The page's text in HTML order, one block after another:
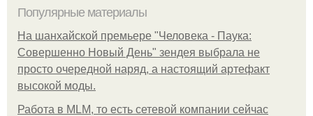
Популярные материалы
На шанхайской премьере "Человека - Паука:
Совершенно Новый День" зендея выбрала не
просто очередной наряд, а настоящий артефакт
высокой моды.
Работа в MLM, то есть сетевой компании сейчас